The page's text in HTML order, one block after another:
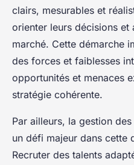
clairs, mesurables et
orienter leurs décisions
marché. Cette démarche
des forces et faiblesses
opportunités et menaces
stratégie cohérente.
Par ailleurs, la gestion
un défi majeur dans cette
Recruter des talents